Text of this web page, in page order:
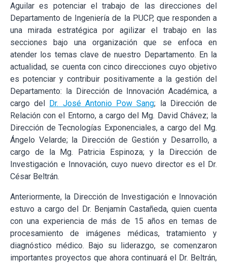
Aguilar es potenciar el trabajo de las direcciones del
Departamento de Ingeniería de la PUCP, que responden a
una mirada estratégica por agilizar el trabajo en las
secciones bajo una organización que se enfoca en
atender los temas clave de nuestro Departamento. En la
actualidad, se cuenta con cinco direcciones cuyo objetivo
es potenciar y contribuir positivamente a la gestión del
Departamento: la Dirección de Innovación Académica, a
cargo del Dr. José Antonio Pow Sang; la Dirección de
Relación con el Entorno, a cargo del Mg. David Chávez; la
Dirección de Tecnologías Exponenciales, a cargo del Mg.
Ángelo Velarde; la Dirección de Gestión y Desarrollo, a
cargo de la Mg. Patricia Espinoza; y la Dirección de
Investigación e Innovación, cuyo nuevo director es el Dr.
César Beltrán.
Anteriormente, la Dirección de Investigación e Innovación
estuvo a cargo del Dr. Benjamín Castañeda, quien cuenta
con una experiencia de más de 15 años en temas de
procesamiento de imágenes médicas, tratamiento y
diagnóstico médico. Bajo su liderazgo, se comenzaron
importantes proyectos que ahora continuará el Dr. Beltrán,